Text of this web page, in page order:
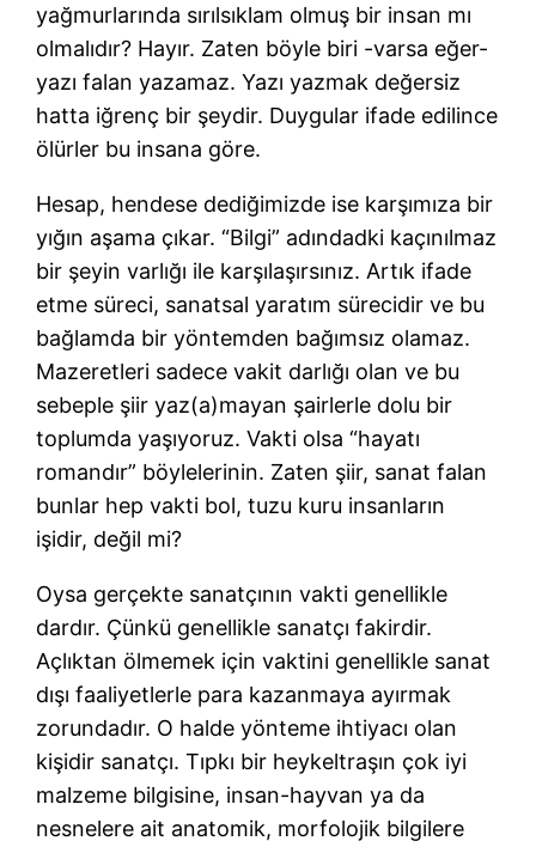
yağmurlarında sırılsıklam olmuş bir insan mı
olmalıdır? Hayır. Zaten böyle biri -varsa eğer-
yazı falan yazamaz. Yazı yazmak değersiz
hatta iğrenç bir şeydir. Duygular ifade edilince
ölürler bu insana göre.
Hesap, hendese dediğimizde ise karşımıza bir
yığın aşama çıkar. “Bilgi” adındadki kaçınılmaz
bir şeyin varlığı ile karşılaşırsınız. Artık ifade
etme süreci, sanatsal yaratım sürecidir ve bu
bağlamda bir yöntemden bağımsız olamaz.
Mazeretleri sadece vakit darlığı olan ve bu
sebeple şiir yaz(a)mayan şairlerle dolu bir
toplumda yaşıyoruz. Vakti olsa “hayatı
romandır” böylelerinin. Zaten şiir, sanat falan
bunlar hep vakti bol, tuzu kuru insanların
işidir, değil mi?
Oysa gerçekte sanatçının vakti genellikle
dardır. Çünkü genellikle sanatçı fakirdir.
Açlıktan ölmemek için vaktini genellikle sanat
dışı faaliyetlerle para kazanmaya ayırmak
zorundadır. O halde yönteme ihtiyacı olan
kişidir sanatçı. Tıpkı bir heykeltraşın çok iyi
malzeme bilgisine, insan-hayvan ya da
nesnelere ait anatomik, morfolojik bilgilere